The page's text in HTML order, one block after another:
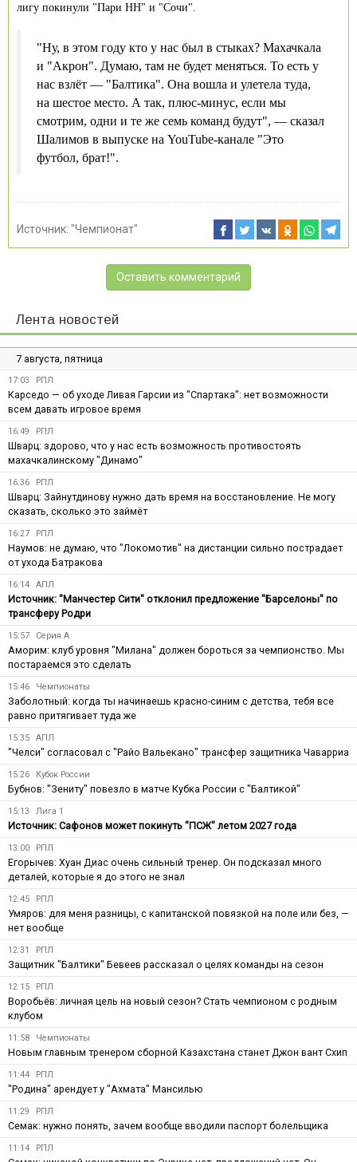
лигу покинули "Пари НН" и "Сочи".
"Ну, в этом году кто у нас был в стыках? Махачкала
и "Акрон". Думаю, там не будет меняться. То есть у
нас взлёт — "Балтика". Она вошла и улетела туда,
на шестое место. А так, плюс-минус, если мы
смотрим, одни и те же семь команд будут", — сказал
Шалимов в выпуске на YouTube-канале "Это
футбол, брат!".
Источник: "Чемпионат"
Оставить комментарий
Лента новостей
7 августа, пятница
17:03 РПЛ
Карседо — об уходе Ливая Гарсии из "Спартака": нет возможности
всем давать игровое время
16:49 РПЛ
Шварц: здорово, что у нас есть возможность противостоять
махачкалинскому "Динамо"
16:36 РПЛ
Шварц: Зайнутдинову нужно дать время на восстановление. Не могу
сказать, сколько это займёт
16:27 РПЛ
Наумов: не думаю, что "Локомотив" на дистанции сильно пострадает
от ухода Батракова
16:14 АПЛ
Источник: "Манчестер Сити" отклонил предложение "Барселоны" по
трансферу Родри
15:57 Серия А
Аморим: клуб уровня "Милана" должен бороться за чемпионство. Мы
постараемся это сделать
15:46 Чемпионаты
Заболотный: когда ты начинаешь красно-синим с детства, тебя все
равно притягивает туда же
15:35 АПЛ
"Челси" согласовал с "Райо Вальекано" трансфер защитника Чаварриа
15:26 Кубок России
Бубнов: "Зениту" повезло в матче Кубка России с "Балтикой"
15:13 Лига 1
Источник: Сафонов может покинуть "ПСЖ" летом 2027 года
13:00 РПЛ
Егорычев: Хуан Диас очень сильный тренер. Он подсказал много
деталей, которые я до этого не знал
12:45 РПЛ
Умяров: для меня разницы, с капитанской повязкой на поле или без, —
нет вообще
12:31 РПЛ
Защитник "Балтики" Бевеев рассказал о целях команды на сезон
12:15 РПЛ
Воробьёв: личная цель на новый сезон? Стать чемпионом с родным
клубом
11:58 Чемпионаты
Новым главным тренером сборной Казахстана станет Джон вант Схип
11:44 РПЛ
"Родина" арендует у "Ахмата" Мансилью
11:29 РПЛ
Семак: нужно понять, зачем вообще вводили паспорт болельщика
11:14 РПЛ